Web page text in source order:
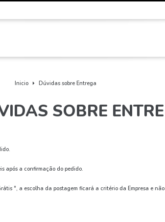
Inicio Dúvidas sobre Entrega
SOBRE
após a confirmação do pedido.
", a escolha da postagem ficará a critério da Empresa e